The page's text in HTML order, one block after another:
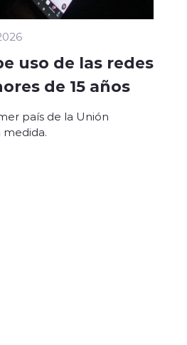
uso de las redes
de 15 años
país de la Unión